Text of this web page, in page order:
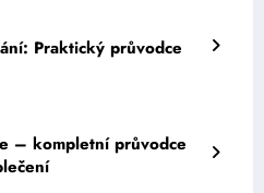
Praktický průvodce
– kompletní průvodce